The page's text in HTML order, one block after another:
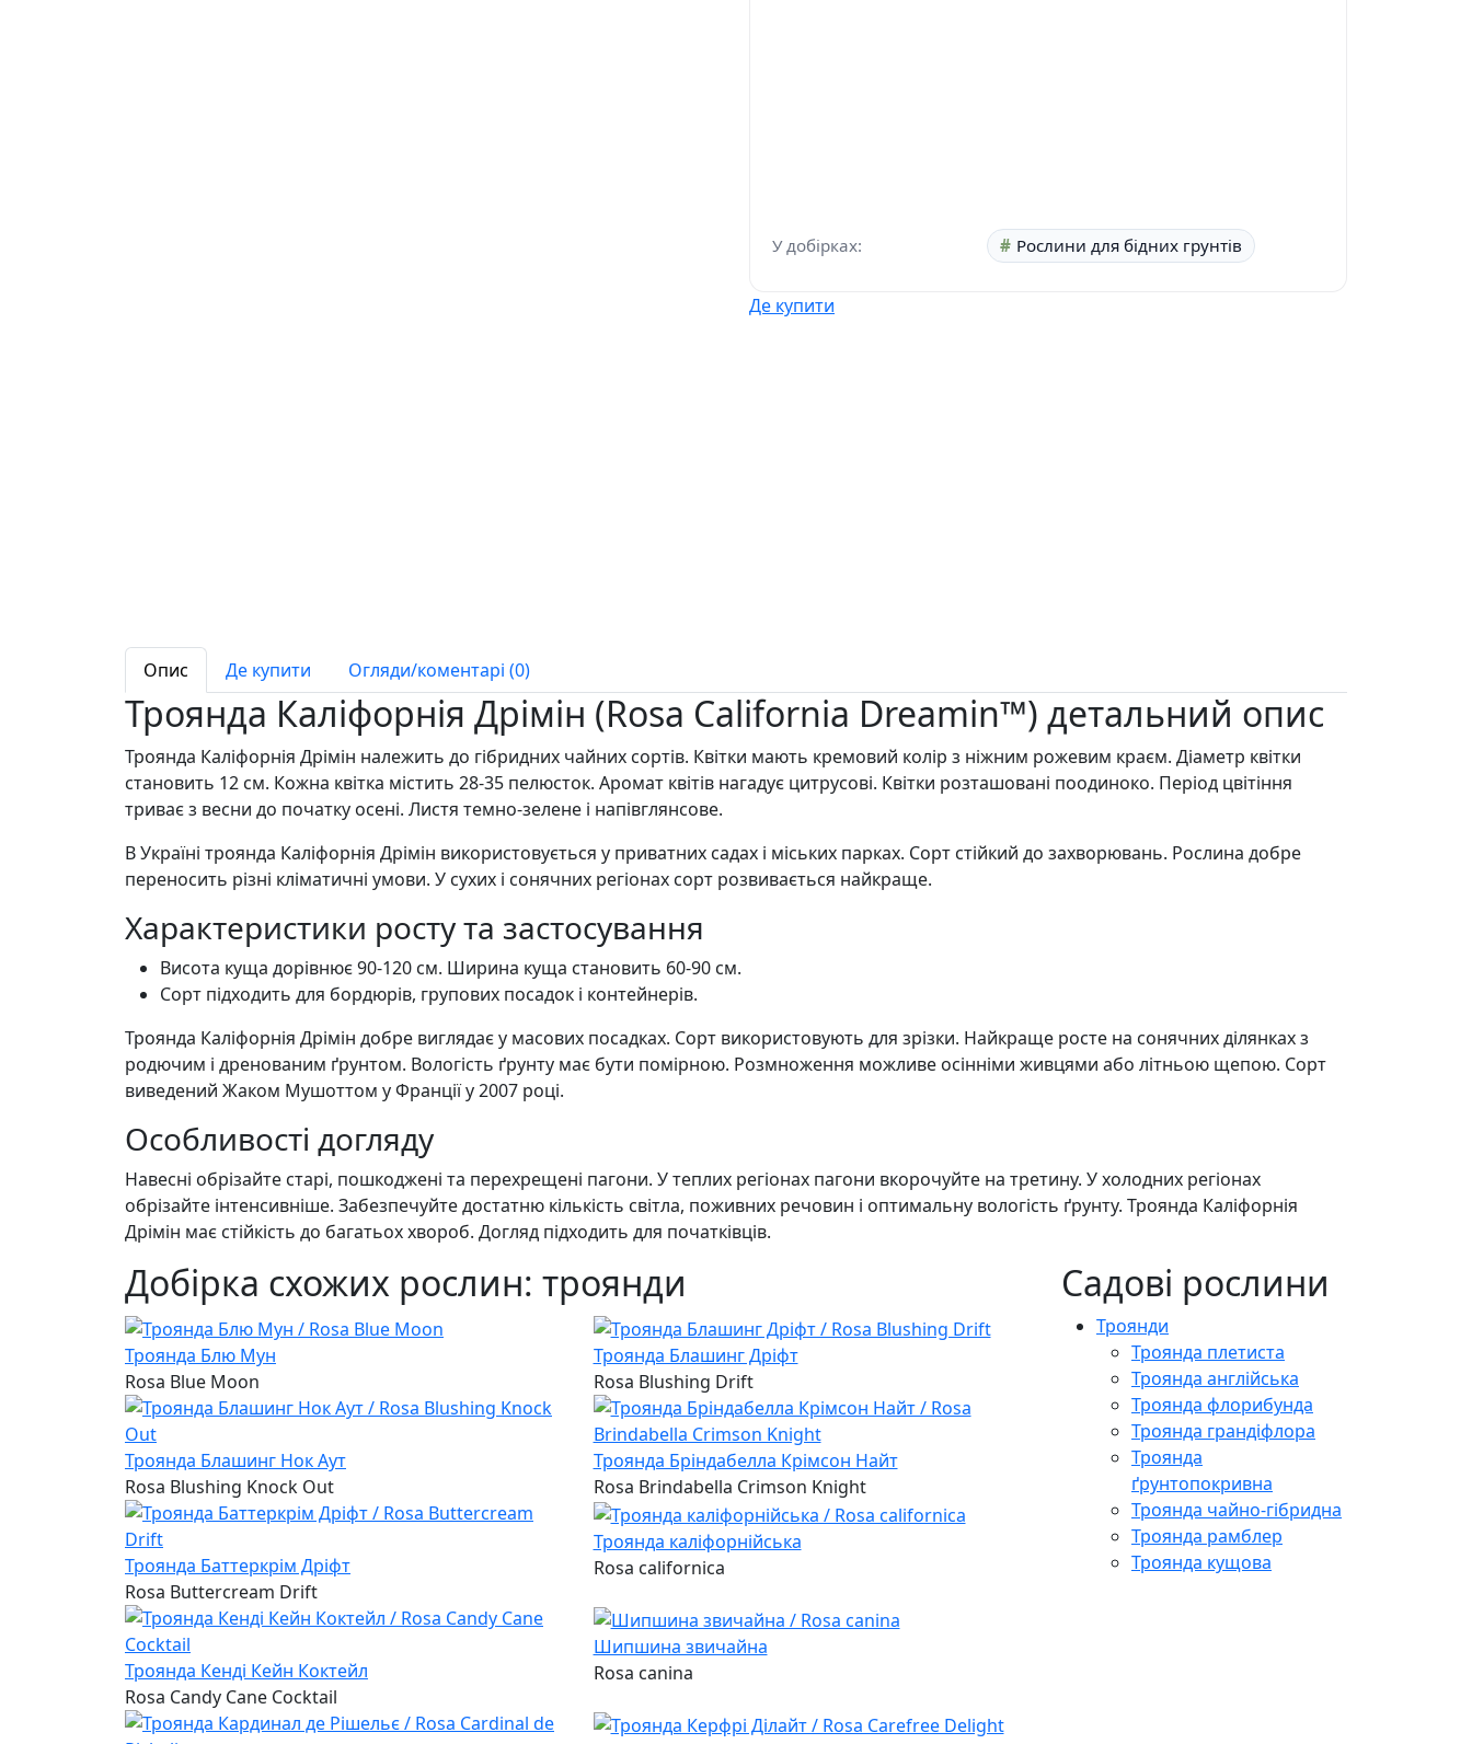
У добірках: Рослини для бідних грунтів
Де купити
Опис Де купити Огляди/коментарі (0)
Троянда Каліфорнія Дрімін (Rosa California Dreamin™) детальний опис
Троянда Каліфорнія Дрімін належить до гібридних чайних сортів. Квітки мають кремовий колір з ніжним рожевим краєм. Діаметр квітки
становить 12 см. Кожна квітка містить 28-35 пелюсток. Аромат квітів нагадує цитрусові. Квітки розташовані поодиноко. Період цвітіння
триває з весни до початку осені. Листя темно-зелене і напівглянсове.
В Україні троянда Каліфорнія Дрімін використовується у приватних садах і міських парках. Сорт стійкий до захворювань. Рослина добре
переносить різні кліматичні умови. У сухих і сонячних регіонах сорт розвивається найкраще.
Характеристики росту та застосування
Висота куща дорівнює 90-120 см. Ширина куща становить 60-90 см.
Сорт підходить для бордюрів, групових посадок і контейнерів.
Троянда Каліфорнія Дрімін добре виглядає у масових посадках. Сорт використовують для зрізки. Найкраще росте на сонячних ділянках з
родючим і дренованим ґрунтом. Вологість ґрунту має бути помірною. Розмноження можливе осінніми живцями або літньою щепою. Сорт
виведений Жаком Мушоттом у Франції у 2007 році.
Особливості догляду
Навесні обрізайте старі, пошкоджені та перехрещені пагони. У теплих регіонах пагони вкорочуйте на третину. У холодних регіонах
обрізайте інтенсивніше. Забезпечуйте достатню кількість світла, поживних речовин і оптимальну вологість ґрунту. Троянда Каліфорнія
Дрімін має стійкість до багатьох хвороб. Догляд підходить для початківців.
Добірка схожих рослин: троянди
Троянда Блю Мун
Rosa Blue Moon
Троянда Блашинг Дріфт
Rosa Blushing Drift
Троянда Блашинг Нок Аут
Rosa Blushing Knock Out
Троянда Бріндабелла Крімсон Найт
Rosa Brindabella Crimson Knight
Троянда Баттеркрім Дріфт
Rosa Buttercream Drift
Троянда каліфорнійська
Rosa californica
Троянда Кенді Кейн Коктейл
Rosa Candy Cane Cocktail
Шипшина звичайна
Rosa canina
Садові рослини
Троянди
Троянда плетиста
Троянда англійська
Троянда флорибунда
Троянда грандіфлора
Троянда
ґрунтопокривна
Троянда чайно-гібридна
Троянда рамблер
Троянда кущова